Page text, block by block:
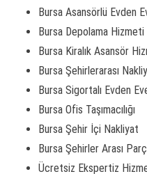
Bursa Asansörlü Evden
Bursa Depolama Hizmeti
Bursa Kiralık Asansör
Bursa Şehirlerarası
Bursa Sigortalı Evden
Bursa Ofis Taşımacılığı
Bursa Şehir İçi Nakliyat
Bursa Şehirler Arası
Ücretsiz Ekspertiz